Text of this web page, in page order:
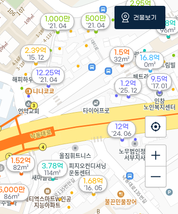
3.78억
114m²
1.2억
'25. 12
1.52억
82m²
12억
'24. 06
1.5억
32m²
12.25억
'21. 04
500만
'21. 04
1,000만
'21. 04
2.95억
1.8억
96m²
9.5억
'17. 01
1.68억
'16. 05
16.8억
0m²
2.39억
'15. 12
만
86m²
건물보기